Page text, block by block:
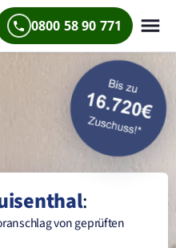
0800 58 90 771
:
von geprüften